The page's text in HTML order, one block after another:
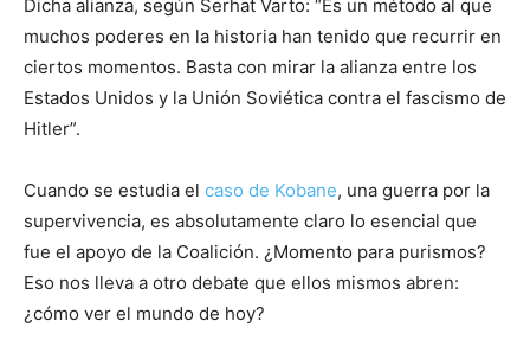
Dicha alianza, según Serhat Varto: “Es un método al que
muchos poderes en la historia han tenido que recurrir en
ciertos momentos. Basta con mirar la alianza entre los
Estados Unidos y la Unión Soviética contra el fascismo de
Hitler”.
Cuando se estudia el caso de Kobane, una guerra por la
supervivencia, es absolutamente claro lo esencial que
fue el apoyo de la Coalición. ¿Momento para purismos?
Eso nos lleva a otro debate que ellos mismos abren:
¿cómo ver el mundo de hoy?